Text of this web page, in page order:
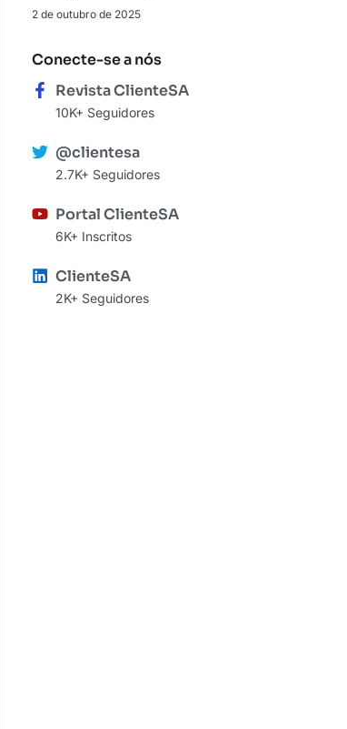
2 de outubro de 2025
Conecte-se a nós
Revista ClienteSA
10K+ Seguidores
@clientesa
2.7K+ Seguidores
Portal ClienteSA
6K+ Inscritos
ClienteSA
2K+ Seguidores